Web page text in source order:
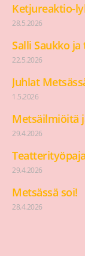
Ketjureaktio-
28.5.2026
Salli Saukko
22.5.2026
Juhlat
1.5.2026
Metsäilmiöitä
29.4.2026
29.4.2026
Metsässä soi!
28.4.2026